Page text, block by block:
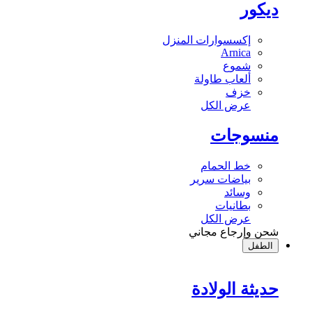
ديكور
إكسسوارات المنزل
Arnica
شموع
ألعاب طاولة
خزف
عرض الكل
منسوجات
خط الحمام
بياضات سرير
وسائد
بطانيات
عرض الكل
شحن وإرجاع مجاني
الطفل
حديثة الولادة